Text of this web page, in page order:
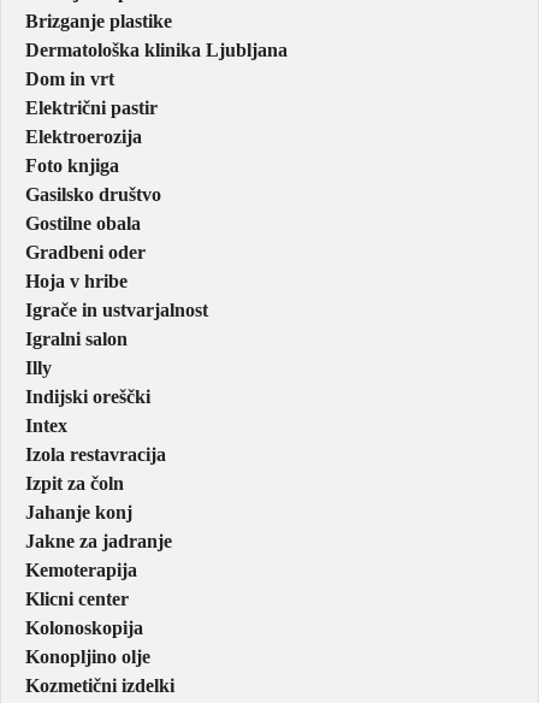
Brizganje plastike
Dermatološka klinika Ljubljana
Dom in vrt
Električni pastir
Elektroerozija
Foto knjiga
Gasilsko društvo
Gostilne obala
Gradbeni oder
Hoja v hribe
Igrače in ustvarjalnost
Igralni salon
Illy
Indijski oreščki
Intex
Izola restavracija
Izpit za čoln
Jahanje konj
Jakne za jadranje
Kemoterapija
Klicni center
Kolonoskopija
Konopljino olje
Kozmetični izdelki